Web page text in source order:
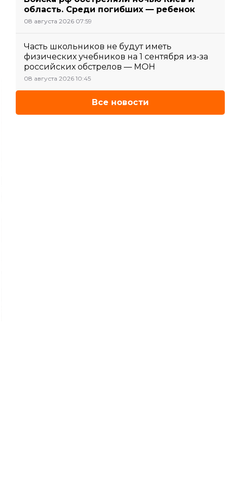
область. Среди погибших — ребенок
08 августа 2026 07:59
Часть школьников не будут иметь
физических учебников на 1 сентября из-за
российских обстрелов — МОН
08 августа 2026 10:45
Все новости